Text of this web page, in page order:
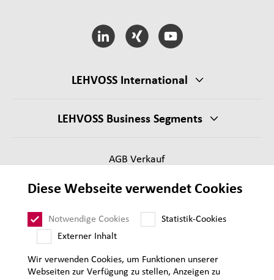
LEHVOSS International
LEHVOSS Business Segments
AGB Verkauf
Impressum
Datenschutz
Diese Webseite verwendet Cookies
Notwendige Cookies
Statistik-Cookies
Externer Inhalt
Wir verwenden Cookies, um Funktionen unserer
Webseiten zur Verfügung zu stellen, Anzeigen zu